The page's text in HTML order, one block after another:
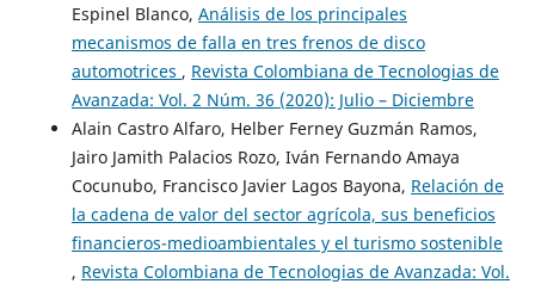
Espinel Blanco, Análisis de los principales
mecanismos de falla en tres frenos de disco
automotrices , Revista Colombiana de Tecnologias de
Avanzada: Vol. 2 Núm. 36 (2020): Julio – Diciembre
Alain Castro Alfaro, Helber Ferney Guzmán Ramos,
Jairo Jamith Palacios Rozo, Iván Fernando Amaya
Cocunubo, Francisco Javier Lagos Bayona, Relación de
la cadena de valor del sector agrícola, sus beneficios
financieros-medioambientales y el turismo sostenible
, Revista Colombiana de Tecnologias de Avanzada: Vol.